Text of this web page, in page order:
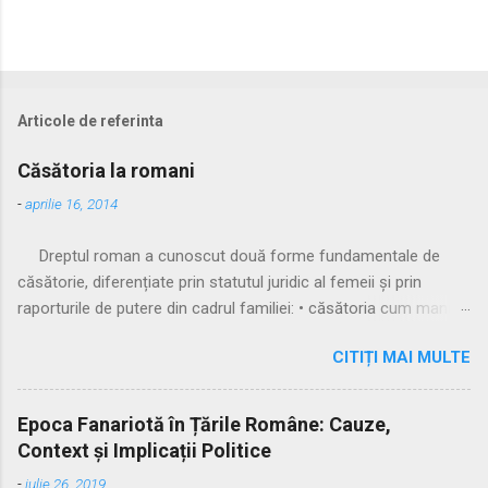
Articole de referinta
Căsătoria la romani
-aprilie 16, 2014
Dreptul roman a cunoscut două forme fundamentale de
căsătorie, diferențiate prin statutul juridic al femeii și prin
raporturile de putere din cadrul familiei: • căsătoria cum manus
și practicată a fost căsătoria cu manus, prin care femeia
trecea sub autoritatea soțului, devenind parte a familiei
acestuia. Spre sfârșitul Republicii, tot mai multe femei au
început să evite această subordonare, trăind în uniuni
nelegitime. Pentru a limita fenomenul, romanii au recunoscut și
CITIȚI MAI MULTE
Epoca Fanariotă în Țările Române: Cauze,
Context și Implicații Politice
-iulie 26, 2019